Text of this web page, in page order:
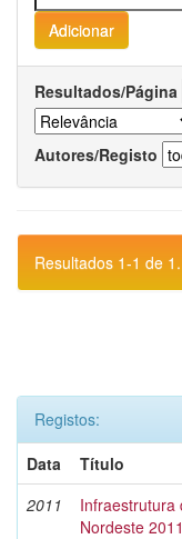
Resultados/Página
Autores/Registo
Resultados 1-1 de 1.
Registos:
Data
Título
2011
Infraestrutura
Nordeste 2011